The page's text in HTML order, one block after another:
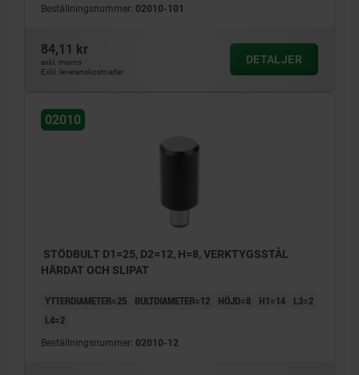
Beställningsnummer: 02010-101
84,11 kr
exkl. moms
Exkl. leveranskostnader
DETALJER
02010
STÖDBULT D1=25, D2=12, H=8, VERKTYGSSTÅL
HÄRDAT OCH SLIPAT
YTTERDIAMETER=25 BULTDIAMETER=12 HÖJD=8 H1=14
L3=2
L4=2
Beställningsnummer: 02010-12